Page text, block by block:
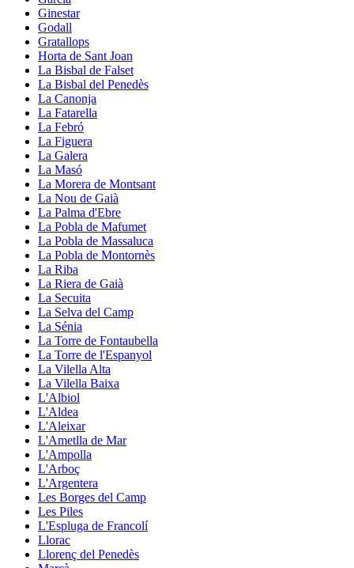
Ginestar
Godall
Gratallops
Horta de Sant Joan
La Bisbal de Falset
La Bisbal del Penedès
La Canonja
La Fatarella
La Febró
La Figuera
La Galera
La Masó
La Morera de Montsant
La Nou de Gaià
La Palma d'Ebre
La Pobla de Mafumet
La Pobla de Massaluca
La Pobla de Montornès
La Riba
La Riera de Gaià
La Secuita
La Selva del Camp
La Sénia
La Torre de Fontaubella
La Torre de l'Espanyol
La Vilella Alta
La Vilella Baixa
L'Albiol
L'Aldea
L'Aleixar
L'Ametlla de Mar
L'Ampolla
L'Arboç
L'Argentera
Les Borges del Camp
Les Piles
L'Espluga de Francolí
Llorac
Llorenç del Penedès